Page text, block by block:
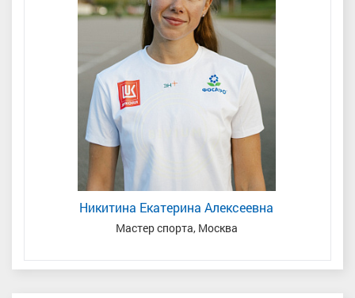
Никитина Екатерина Алексеевна
Мастер спорта, Москва